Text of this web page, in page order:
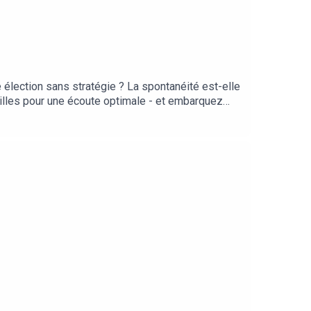
élection sans stratégie ? La spontanéité est-elle
pour une écoute optimale - et embarquez
voix de @marionseclin, @sarahtreillestefani,
vous plaît, parlez-en autour de vous : vous
Hours et Christophe Payet. Écriture et